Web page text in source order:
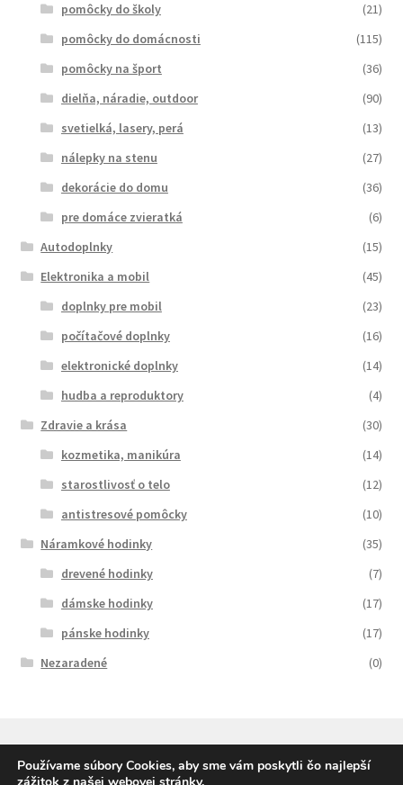
pomôcky do školy
(21)
pomôcky do domácnosti
(115)
pomôcky na šport
(36)
dielňa, náradie, outdoor
(90)
svetielká, lasery, perá
(13)
nálepky na stenu
(27)
dekorácie do domu
(36)
pre domáce zvieratká
(6)
Autodoplnky
(15)
Elektronika a mobil
(45)
doplnky pre mobil
(23)
počítačové doplnky
(16)
elektronické doplnky
(14)
hudba a reproduktory
(4)
Zdravie a krása
(30)
kozmetika, manikúra
(14)
starostlivosť o telo
(12)
antistresové pomôcky
(10)
Náramkové hodinky
(35)
drevené hodinky
(7)
dámske hodinky
(17)
pánske hodinky
(17)
Nezaradené
(0)
Používame súbory Cookies, aby sme vám poskytli čo najlepší